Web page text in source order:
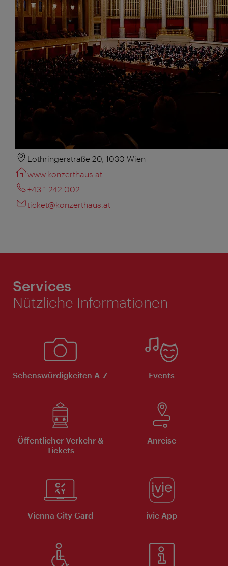
Lothringerstraße 20, 1030 Wien
www.konzerthaus.at
+43 1 242 002
ticket@konzerthaus.at
Services
Nützliche Informationen
Sehenswürdigkeiten A-Z Events
Öffentlicher Verkehr &
Tickets
Anreise
Vienna City Card ivie App